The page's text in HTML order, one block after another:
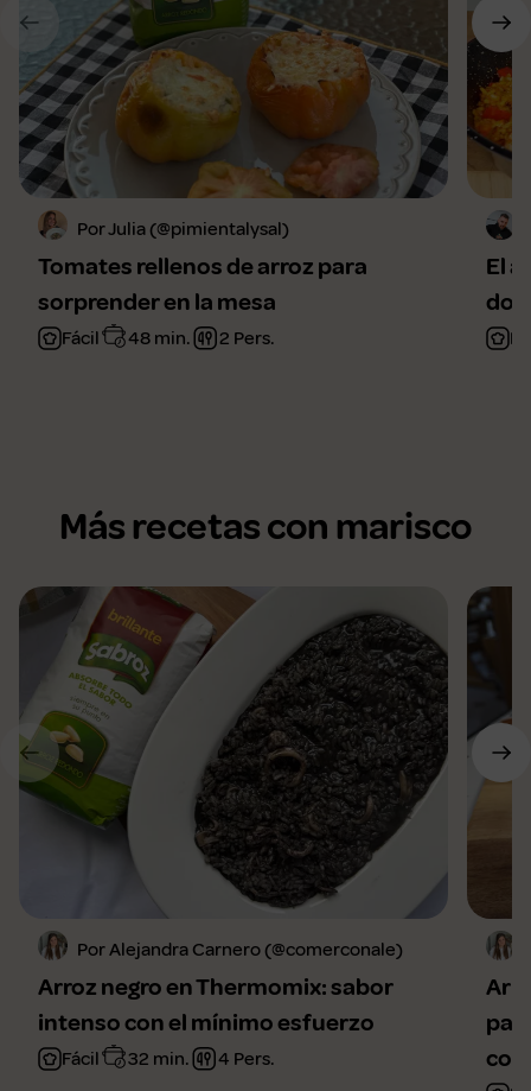
Por Julia (@pimientalysal)
Tomates rellenos de arroz para
sorprender en la mesa
Fácil 48 min. 2 Pers.
El
Más recetas con marisco
Por Alejandra Carnero (@comerconale)
Arroz negro en Thermomix: sabor
intenso con el mínimo esfuerzo
Fácil 32 min. 4 Pers.